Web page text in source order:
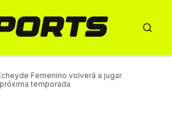
Femenino volverá a jugar
temporada